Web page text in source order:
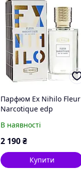
Парфюм Ex Nihilo Fleur
Narcotique edp
В наявності
2 190₴
Купити